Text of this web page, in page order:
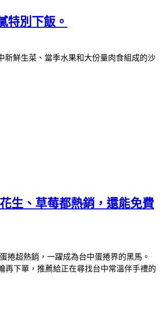
特別下飯。
新鮮生菜、當季水果和大份量肉食組成的沙
生、草莓都熱銷，還能免費
捲超熱銷，一躍成為台中蛋捲界的黑馬。
再下單，推薦給正在尋找台中常溫伴手禮的